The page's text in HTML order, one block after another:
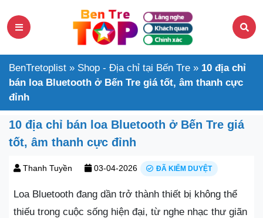
BenTretoplist » Shop - Địa chỉ tại Bến Tre » 10 địa chỉ
bán loa Bluetooth ở Bến Tre giá tốt, âm thanh cực
đỉnh
10 địa chỉ bán loa Bluetooth ở Bến Tre giá
tốt, âm thanh cực đỉnh
Thanh Tuyền 03-04-2026 ĐÃ KIỂM DUYỆT
Loa Bluetooth đang dần trở thành thiết bị không thể
thiếu trong cuộc sống hiện đại, từ nghe nhạc thư giãn